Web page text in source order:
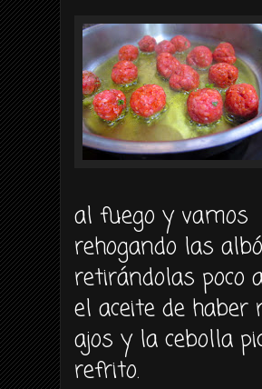
al fuego y vamos
rehogando las
retirándolas poco
el aceite de
ajos y la cebolla
refrito.